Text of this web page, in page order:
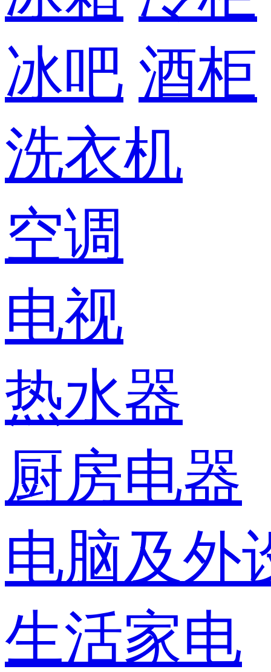
冰吧 酒柜
洗衣机
空调
电视
热水器
厨房电器
电脑及外
生活家电